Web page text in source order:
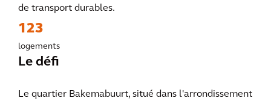
de transport durables.
123
logements
Le défi
Le quartier Bakemabuurt, situé dans l'arrondissement